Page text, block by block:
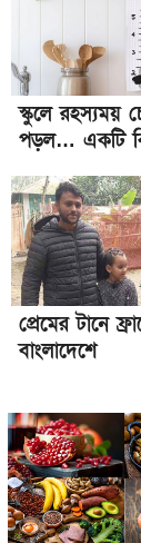
স্কুলে রহস্যময়
পড়ল… একটি
প্রেমের টানে
বাংলাদেশে